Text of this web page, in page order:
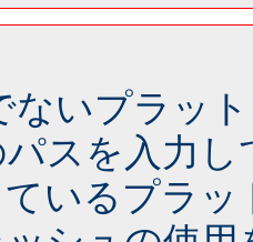
ないプラッ
スを入力
いるプラ